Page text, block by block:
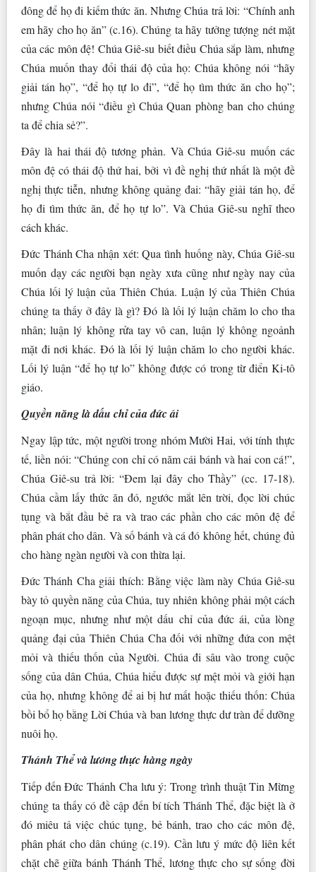
đông để họ đi kiếm thức ăn. Nhưng Chúa trả lời: “Chính anh
em hãy cho họ ăn” (c.16). Chúng ta hãy tưởng tượng nét mặt
của các môn đệ! Chúa Giê-su biết điều Chúa sắp làm, nhưng
Chúa muốn thay đổi thái độ của họ: Chúa không nói “hãy
giải tán họ”, “để họ tự lo đi”, “để họ tìm thức ăn cho họ”;
nhưng Chúa nói “điều gì Chúa Quan phòng ban cho chúng
ta để chia sẻ?”.
Đây là hai thái độ tương phản. Và Chúa Giê-su muốn các
môn đệ có thái độ thứ hai, bởi vì đề nghị thứ nhất là một đề
nghị thực tiễn, nhưng không quảng đai: “hãy giải tán họ, để
họ đi tìm thức ăn, để họ tự lo”. Và Chúa Giê-su nghĩ theo
cách khác.
Đức Thánh Cha nhận xét: Qua tình huống này, Chúa Giê-su
muốn dạy các người bạn ngày xưa cũng như ngày nay của
Chúa lối lý luận của Thiên Chúa. Luận lý của Thiên Chúa
chúng ta thấy ở đây là gì? Đó là lối lý luận chăm lo cho tha
nhân; luận lý không rửa tay vô can, luận lý không ngoảnh
mặt đi nơi khác. Đó là lối lý luận chăm lo cho người khác.
Lối lý luận “để họ tự lo” không được có trong từ điển Ki-tô
giáo.
Quyền năng là dấu chỉ của đức ái
Ngay lập tức, một người trong nhóm Mười Hai, với tính thực
tế, liền nói: “Chúng con chỉ có năm cái bánh và hai con cá!”,
Chúa Giê-su trả lời: “Đem lại đây cho Thầy” (cc. 17-18).
Chúa cầm lấy thức ăn đó, ngước mắt lên trời, đọc lời chúc
tụng và bắt đầu bẻ ra và trao các phần cho các môn đệ để
phân phát cho dân. Và số bánh và cá đó không hết, chúng đủ
cho hàng ngàn người và con thừa lại.
Đức Thánh Cha giải thích: Bằng việc làm này Chúa Giê-su
bày tỏ quyền năng của Chúa, tuy nhiên không phải một cách
ngoạn mục, nhưng như một dấu chỉ của đức ái, của lòng
quảng đại của Thiên Chúa Cha đối với những đứa con mệt
mỏi và thiếu thốn của Người. Chúa đi sâu vào trong cuộc
sống của dân Chúa, Chúa hiểu được sự mệt mỏi và giới hạn
của họ, nhưng không để ai bị hư mất hoặc thiếu thốn: Chúa
bồi bổ họ bằng Lời Chúa và ban lương thực dư tràn để dưỡng
nuôi họ.
Thánh Thể và lương thực hàng ngày
Tiếp đến Đức Thánh Cha lưu ý: Trong trình thuật Tin Mừng
chúng ta thấy có đề cập đến bí tích Thánh Thể, đặc biệt là ở
đó miêu tả việc chúc tụng, bẻ bánh, trao cho các môn đệ,
phân phát cho dân chúng (c.19). Cần lưu ý mức độ liên kết
chặt chẽ giữa bánh Thánh Thể, lương thực cho sự sống đời